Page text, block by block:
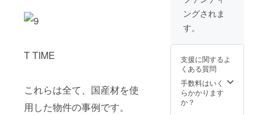
T TIME
これらは全て、国産材を使
用した物件の事例です。
ングされま
す。
支援に関するよ
くある質問
手数料はいく
らかかります
か？